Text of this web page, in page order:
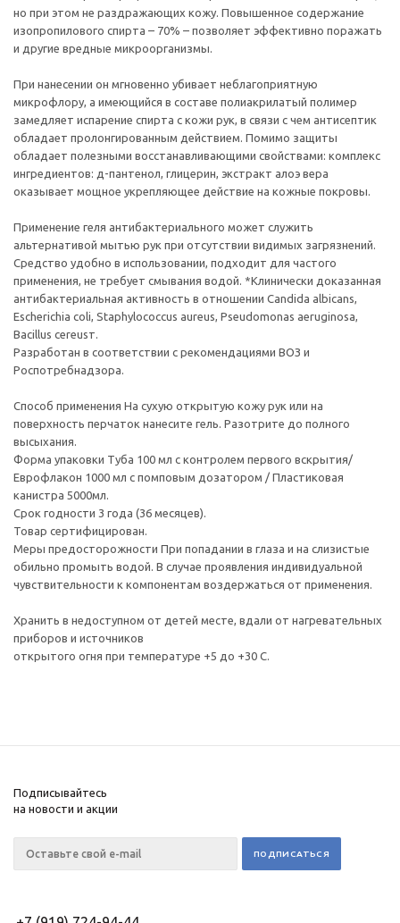
но при этом не раздражающих кожу. Повышенное содержание
изопропилового спирта – 70% – позволяет эффективно поражать
и другие вредные микроорганизмы.
При нанесении он мгновенно убивает неблагоприятную
микрофлору, а имеющийся в составе полиакрилатый полимер
замедляет испарение спирта с кожи рук, в связи с чем антисептик
обладает пролонгированным действием. Помимо защиты
обладает полезными восстанавливающими свойствами: комплекс
ингредиентов: д-пантенол, глицерин, экстракт алоэ вера
оказывает мощное укрепляющее действие на кожные покровы.
Применение геля антибактериального может служить
альтернативой мытью рук при отсутствии видимых загрязнений.
Средство удобно в использовании, подходит для частого
применения, не требует смывания водой. *Клинически доказанная
антибактериальная активность в отношении Candida albicans,
Escherichia coli, Staphylococcus aureus, Pseudomonas aeruginosа,
Bacillus cereusт.
Разработан в соответствии с рекомендациями ВОЗ и
Роспотребнадзора.
Способ применения На сухую открытую кожу рук или на
поверхность перчаток нанесите гель. Разотрите до полного
высыхания.
Форма упаковки Туба 100 мл с контролем первого вскрытия/
Еврофлакон 1000 мл с помповым дозатором / Пластиковая
канистра 5000мл.
Срок годности 3 года (36 месяцев).
Товар сертифицирован.
Меры предосторожности При попадании в глаза и на слизистые
обильно промыть водой. В случае проявления индивидуальной
чувствительности к компонентам воздержаться от применения.
Хранить в недоступном от детей месте, вдали от нагревательных
приборов и источников
открытого огня при температуре +5 до +30 С.
Подписывайтесь
на новости и акции